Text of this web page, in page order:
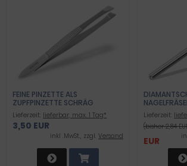
FEINE PINZETTE ALS
ZUPFPINZETTE SCHRÄG
Lieferzeit: lieferbar, max. 1 Tag*
3,50 EUR
inkl .MwSt., zzgl. Versand
Lieferzeit:
(bisher 2,84
EUR